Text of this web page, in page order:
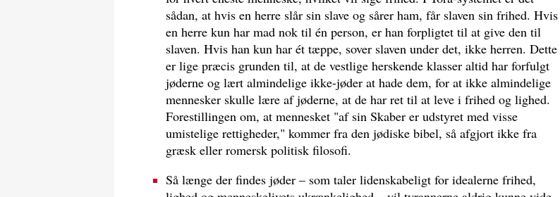
sådan, at hvis en herre slår sin slave og sårer ham, får slaven sin frihed. Hvis
en herre kun har mad nok til én person, er han forpligtet til at give den til
slaven. Hvis han kun har ét tæppe, sover slaven under det, ikke herren. Dette
er lige præcis grunden til, at de vestlige herskende klasser altid har forfulgt
jøderne og lært almindelige ikke-jøder at hade dem, for at ikke almindelige
mennesker skulle lære af jøderne, at de har ret til at leve i frihed og lighed.
Forestillingen om, at mennesket "af sin Skaber er udstyret med visse
umistelige rettigheder," kommer fra den jødiske bibel, så afgjort ikke fra
græsk eller romersk politisk filosofi.
Så længe der findes jøder – som taler lidenskabeligt for idealerne frihed,